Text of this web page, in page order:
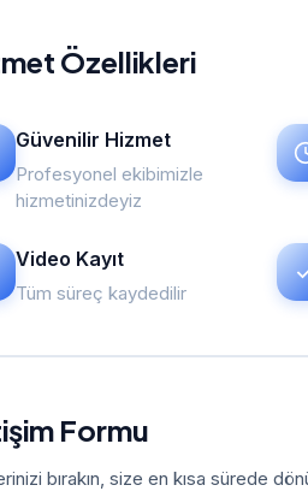
Özellikleri
Güvenilir Hizmet
Profesyonel ekibimizle
hizmetinizdeyiz
Video Kayıt
Tüm süreç kaydedilir
Formu
bırakın, size en kısa sürede